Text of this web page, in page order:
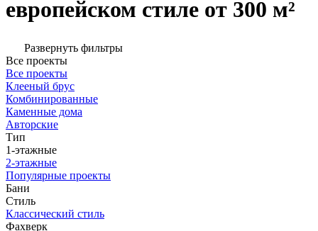
европейском стиле от 300 м²
Развернуть фильтры
Все проекты
Все проекты
Клееный брус
Комбинированные
Каменные дома
Авторские
Тип
1-этажные
2-этажные
Популярные проекты
Бани
Стиль
Классический стиль
Фахверк